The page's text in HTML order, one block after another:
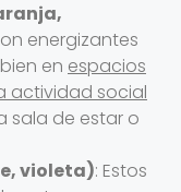
energizantes
en espacios
actividad social
sala de estar o
violeta): Estos